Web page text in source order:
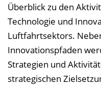
Überblick zu den
Technologie und
Luftfahrtsektors.
Innovationspfaden
Strategien und
strategischen